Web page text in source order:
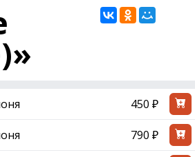
450 ₽
790 ₽